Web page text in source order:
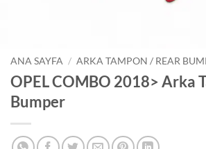
ANA SAYFA / ARKA TAMPON / REAR
OPEL COMBO 2018> Arka
Bumper